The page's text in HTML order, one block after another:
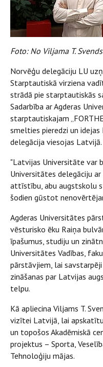
Foto: No Viljama T.
Norvēģu delegāciju LU
Starptautiskā virziena
strādā pie starptautiskās
Sadarbība ar Agderas
starptautiskajam
smelties pieredzi un
delegācija viesojas Latvijā.
"Latvijas Universitāte var
Universitātes delegāciju
attīstību, abu augstskolu
šodien gūstot
Agderas Universitātes
vēsturisko ēku Raiņa
īpašumus, studiju un
Universitātes Vadības,
pārstāvjiem, lai
zināšanas par Latvijas
telpu.
Kā apliecina Viljams T.
vizītei Latvijā, lai
un topošos Akadēmiskā
projektus – Sporta,
Tehnoloģiju mājas.